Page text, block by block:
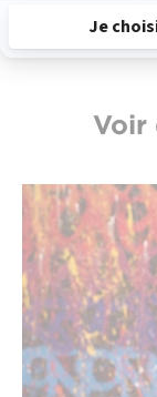
Voir